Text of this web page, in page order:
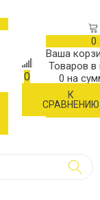
0
К
СРАВНЕНИЮ
0
Ваша
Товаров в
0 на